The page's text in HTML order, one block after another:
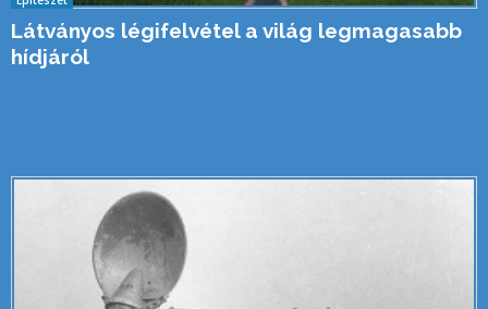
Látványos légifelvétel a világ legmagasabb
hídjáról